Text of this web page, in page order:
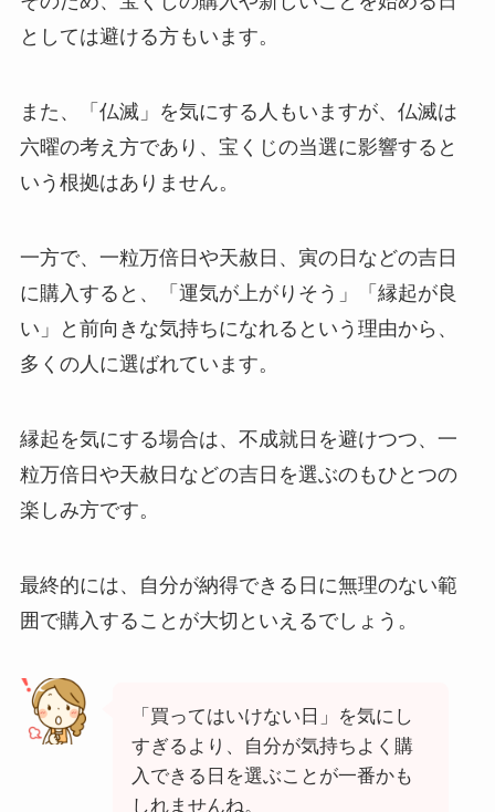
としては避ける方もいます。
また、「仏滅」を気にする人もいますが、仏滅は
六曜の考え方であり、宝くじの当選に影響すると
いう根拠はありません。
一方で、一粒万倍日や天赦日、寅の日などの吉日
に購入すると、「運気が上がりそう」「縁起が良
い」と前向きな気持ちになれるという理由から、
多くの人に選ばれています。
縁起を気にする場合は、不成就日を避けつつ、一
粒万倍日や天赦日などの吉日を選ぶのもひとつの
楽しみ方です。
最終的には、自分が納得できる日に無理のない範
囲で購入することが大切といえるでしょう。
「買ってはいけない日」を気にし
すぎるより、自分が気持ちよく購
入できる日を選ぶことが一番かも
しれませんね。